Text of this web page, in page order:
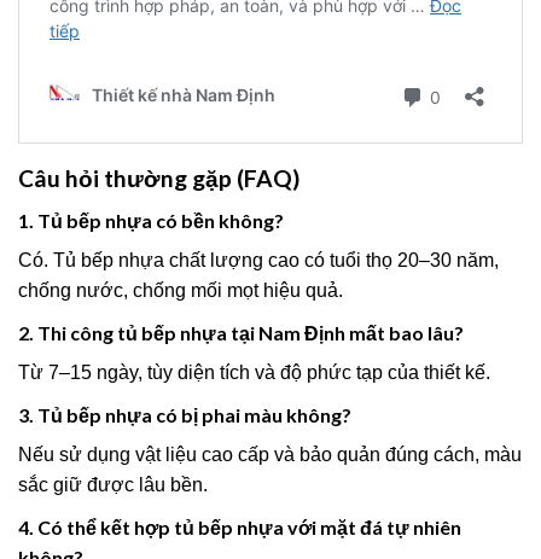
Câu hỏi thường gặp (FAQ)
1. Tủ bếp nhựa có bền không?
Có. Tủ bếp nhựa chất lượng cao có tuổi thọ 20–30 năm,
chống nước, chống mối mọt hiệu quả.
2. Thi công tủ bếp nhựa tại Nam Định mất bao lâu?
Từ 7–15 ngày, tùy diện tích và độ phức tạp của thiết kế.
3. Tủ bếp nhựa có bị phai màu không?
Nếu sử dụng vật liệu cao cấp và bảo quản đúng cách, màu
sắc giữ được lâu bền.
4. Có thể kết hợp tủ bếp nhựa với mặt đá tự nhiên